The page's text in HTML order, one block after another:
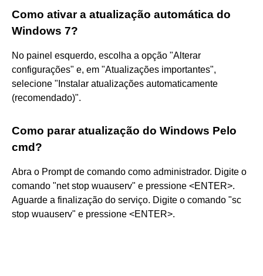
Como ativar a atualização automática do
Windows 7?
No painel esquerdo, escolha a opção "Alterar
configurações" e, em "Atualizações importantes",
selecione "Instalar atualizações automaticamente
(recomendado)".
Como parar atualização do Windows Pelo
cmd?
Abra o Prompt de comando como administrador. Digite o
comando "net stop wuauserv" e pressione <ENTER>.
Aguarde a finalização do serviço. Digite o comando "sc
stop wuauserv" e pressione <ENTER>.